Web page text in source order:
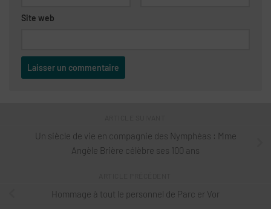
Site web
Un siècle de vie en compagnie des Nymphéas : Mme
Angèle Brière célèbre ses 100 ans
Hommage à tout le personnel de Parc er Vor